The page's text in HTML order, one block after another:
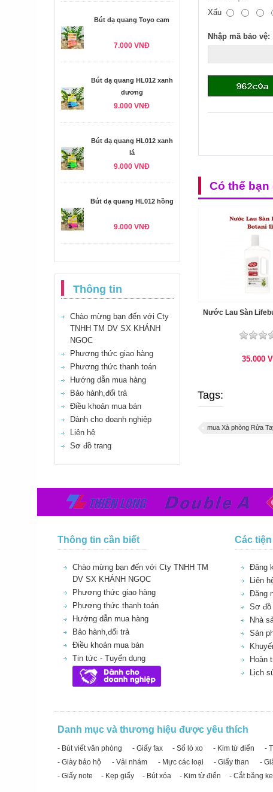
Bút dạ quang Toyo cam
7.000 VNĐ
Bút dạ quang HL012 xanh
dương
9.000 VNĐ
Bút dạ quang HL012 xanh
lá
9.000 VNĐ
Bút dạ quang HL012 hồng
9.000 VNĐ
Thông tin
Chào mừng bạn đến với Cty
TNHH TM DV SX KHÁNH
NGỌC
Phương thức giao hàng
Phương thức thanh toán
Hướng dẫn mua hàng
Bảo hành,đổi trả
Điều khoản mua bán
Dành cho doanh nghiệp
Liên hệ
Sơ đồ trang
Xấu
Nhập mã bảo vệ:
Có thể bạn
Nước Lau Sàn
35.000
Tags:
mua Xà phòng Rửa
Thông tin cần biết
Chào mừng bạn đến với Cty TNHH TM
DV SX KHÁNH NGỌC
Phương thức giao hàng
Phương thức thanh toán
Hướng dẫn mua hàng
Bảo hành,đổi trả
Điều khoản mua bán
Tin tức - Tuyển dụng
Các
Đăng
Liên
Đăng
Sơ đồ
Nhà
Sản
Hoàn
Lịch
Danh mục và thương hiệu được yêu thích
- Bút viết văn phòng - Giấy fax - Sổ lò xo - Kim từ điển -
- Giày bảo hộ
- Vải nhám - Mực các loại - Giấy than -
- Giấy note
- Kẹp giấy - Bút xóa - Kim từ điển - Cắt băng